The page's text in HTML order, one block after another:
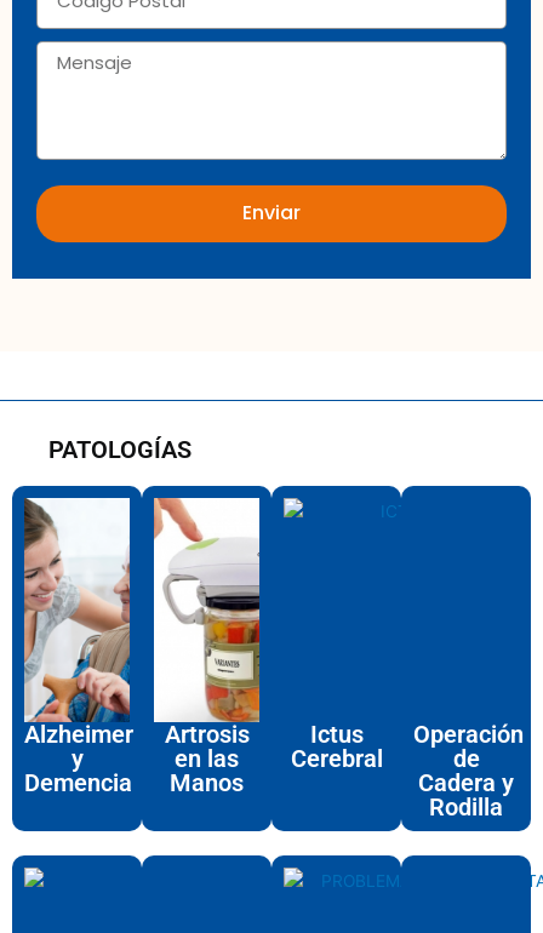
Postal
Mensaje
Enviar
PATOLOGÍAS
Alzheimer
y
Demencia
Artrosis
en las
Manos
Ictus
Cerebral
Operación
de
Cadera y
Rodilla